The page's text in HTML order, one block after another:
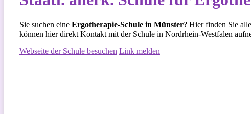
Sie suchen eine Ergotherapie-Schule in Münster? Hier finden Sie
können hier direkt Kontakt mit der Schule in Nordrhein-Westfalen
Webseite der Schule besuchen Link melden